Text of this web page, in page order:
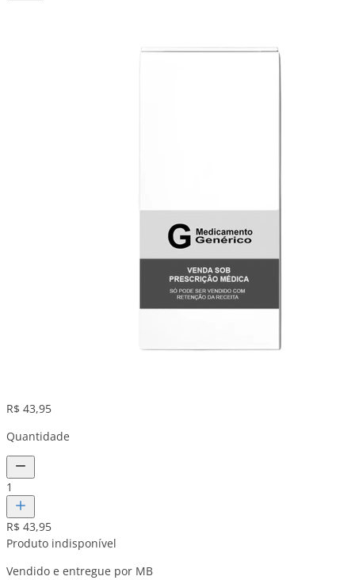
R$ 43,95
Quantidade
1
R$ 43,95
Produto indisponível
Vendido e entregue por MB